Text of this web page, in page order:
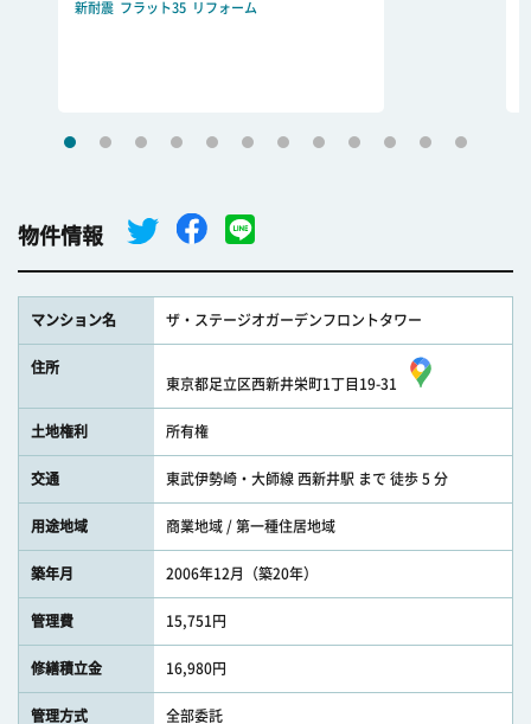
新耐震 フラット35 リフォーム
物件情報
マンション名 ザ・ステージオガーデンフロントタワー
住所
東京都足立区西新井栄町1丁目19-31
土地権利 所有権
交通 東武伊勢崎・大師線 西新井駅 まで 徒歩 5 分
用途地域 商業地域 / 第一種住居地域
築年月 2006年12月（築20年）
管理費 15,751円
修繕積立金 16,980円
管理方式 全部委託